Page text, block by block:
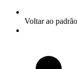
Voltar ao